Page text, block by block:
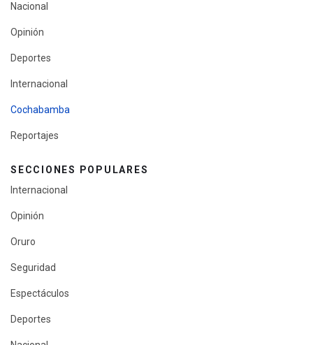
Nacional
Opinión
Deportes
Internacional
Cochabamba
Reportajes
SECCIONES POPULARES
Internacional
Opinión
Oruro
Seguridad
Espectáculos
Deportes